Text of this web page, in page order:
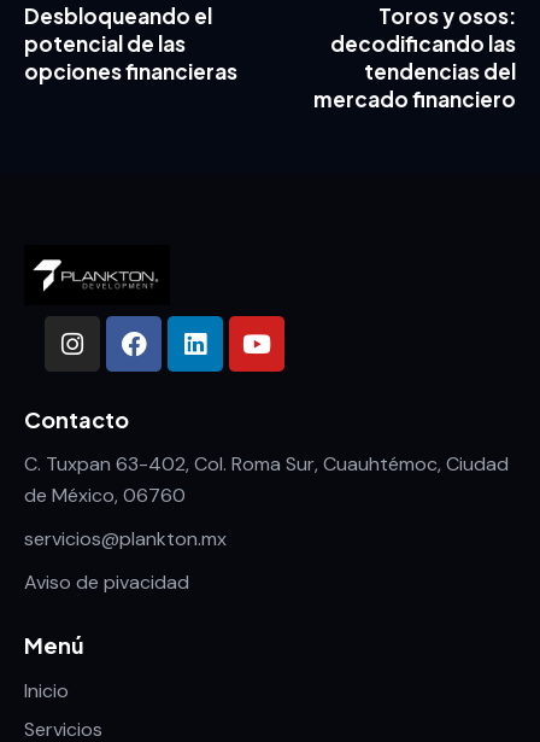
Desbloqueando el
potencial de las
opciones financieras
Toros y osos:
decodificando las
tendencias del
mercado financiero​
Contacto
C. Tuxpan 63-402, Col. Roma Sur, Cuauhtémoc, Ciudad
de México, 06760
servicios@plankton.mx
Aviso de pivacidad
Menú
Inicio
Servicios